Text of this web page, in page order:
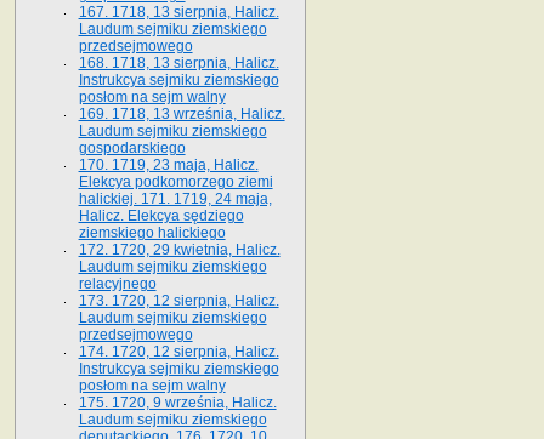
167. 1718, 13 sierpnia, Halicz.
Laudum sejmiku ziemskiego
przedsejmowego
168. 1718, 13 sierpnia, Halicz.
Instrukcya sejmiku ziemskiego
posłom na sejm walny
169. 1718, 13 września, Halicz.
Laudum sejmiku ziemskiego
gospodarskiego
170. 1719, 23 maja, Halicz.
Elekcya podkomorzego ziemi
halickiej. 171. 1719, 24 maja,
Halicz. Elekcya sędziego
ziemskiego halickiego
172. 1720, 29 kwietnia, Halicz.
Laudum sejmiku ziemskiego
relacyjnego
173. 1720, 12 sierpnia, Halicz.
Laudum sejmiku ziemskiego
przedsejmowego
174. 1720, 12 sierpnia, Halicz.
Instrukcya sejmiku ziemskiego
posłom na sejm walny
175. 1720, 9 września, Halicz.
Laudum sejmiku ziemskiego